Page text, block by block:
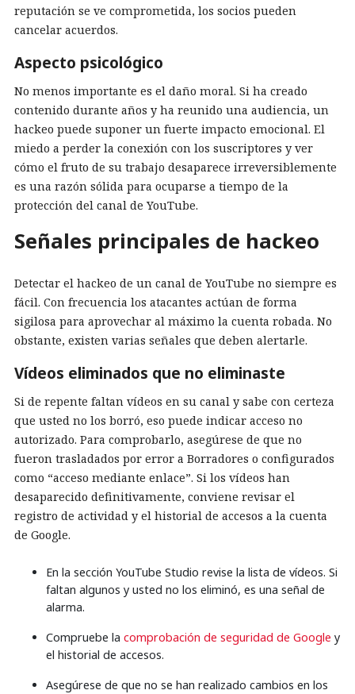
reputación se ve comprometida, los socios pueden
cancelar acuerdos.
Aspecto psicológico
No menos importante es el daño moral. Si ha creado
contenido durante años y ha reunido una audiencia, un
hackeo puede suponer un fuerte impacto emocional. El
miedo a perder la conexión con los suscriptores y ver
cómo el fruto de su trabajo desaparece irreversiblemente
es una razón sólida para ocuparse a tiempo de la
protección del canal de YouTube.
Señales principales de hackeo
Detectar el hackeo de un canal de YouTube no siempre es
fácil. Con frecuencia los atacantes actúan de forma
sigilosa para aprovechar al máximo la cuenta robada. No
obstante, existen varias señales que deben alertarle.
Vídeos eliminados que no eliminaste
Si de repente faltan vídeos en su canal y sabe con certeza
que usted no los borró, eso puede indicar acceso no
autorizado. Para comprobarlo, asegúrese de que no
fueron trasladados por error a Borradores o configurados
como “acceso mediante enlace”. Si los vídeos han
desaparecido definitivamente, conviene revisar el
registro de actividad y el historial de accesos a la cuenta
de Google.
En la sección YouTube Studio revise la lista de vídeos. Si
faltan algunos y usted no los eliminó, es una señal de
alarma.
Compruebe la comprobación de seguridad de Google y
el historial de accesos.
Asegúrese de que no se han realizado cambios en los